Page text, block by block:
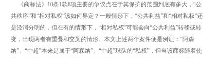
《商标法》10条1款8项主要的争议点在于其保护的范围到底有多大，“公
共秩序”和“相对私权”该如何界定？一般情形下，“公共利益”和“相对私权”还
是泾渭分明的，但在有的情形下，“相对私权”可能会向“公共利益”转移或转
变，出现两者有重叠和交叉的情形。本文上述两个案件便是例证：“阿森
纳”、“中超”本来是属于“阿森纳”、“中超”球队的“私权”，但当该商标随着使